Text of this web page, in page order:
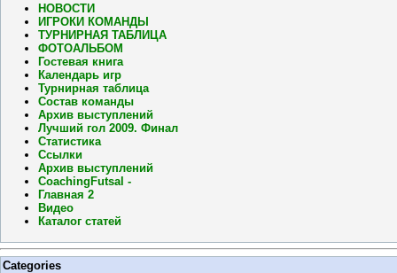
НОВОСТИ
ИГРОКИ КОМАНДЫ
ТУРНИРНАЯ ТАБЛИЦА
ФОТОАЛЬБОМ
Гостевая книга
Календарь игр
Турнирная таблица
Состав команды
Архив выступлений
Лучший гол 2009. Финал
Статистика
Ссылки
Архив выступлений
CoachingFutsal -
Главная 2
Видео
Каталог статей
Categories